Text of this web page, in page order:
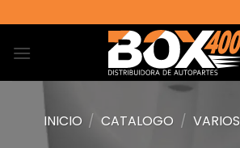
al
contenido
INICIO / CATALOGO / VARIOS